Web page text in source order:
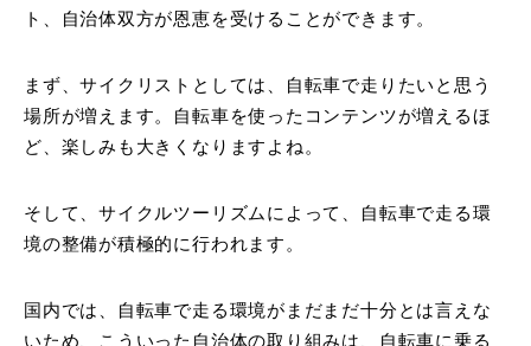
ト、自治体双方が恩恵を受けることができます。
まず、サイクリストとしては、自転車で走りたいと思う
場所が増えます。自転車を使ったコンテンツが増えるほ
ど、楽しみも大きくなりますよね。
そして、サイクルツーリズムによって、自転車で走る環
境の整備が積極的に行われます。
国内では、自転車で走る環境がまだまだ十分とは言えな
いため、こういった自治体の取り組みは、自転車に乗る